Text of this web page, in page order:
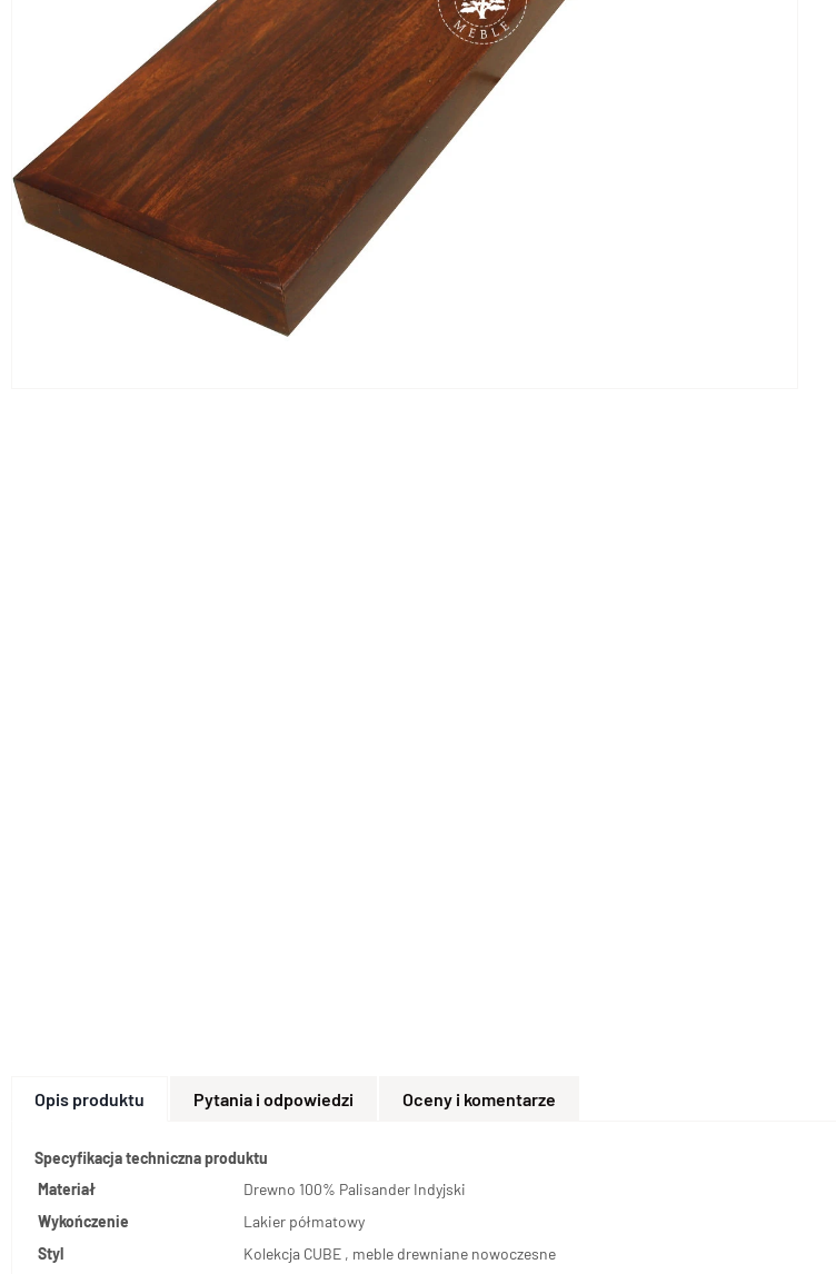
Opis produktu Pytania i odpowiedzi Oceny i komentarze
Specyfikacja techniczna produktu
Materiał
Drewno 100% Palisander Indyjski
Wykończenie
Lakier półmatowy
Styl
Kolekcja CUBE , meble drewniane nowoczesne